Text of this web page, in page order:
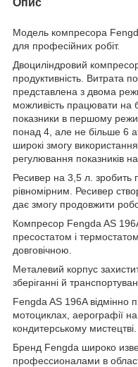
Модель компресора
для професійних робіт.
Двоциліндровий
продуктивність. Витрата
представлена з двома
можливість працювати на
показники в першому
понад 4, але не більше 6
широкі змогу
регулювання показників на
Ресивер на 3,5 л. зробить
рівномірним. Ресивер
дає змогу продовжити
Компресор Fengda AS
пресостатом і
довговічною.
Металевий корпус
зберіганні й
Fengda AS 196A відмінно
мотоциклах, аерографії на
кондитерському мистецтві.
Бренд Fengda широко
профессионалами в